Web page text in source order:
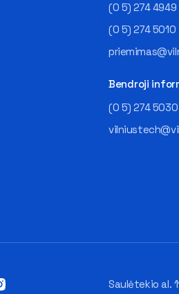
(0 5) 274 4949
(0 5) 274 5010
Bendroji
(0 5) 274 5030
Saulėtekio al.